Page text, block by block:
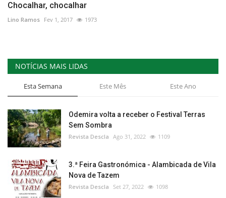
Chocalhar, chocalhar
Lino Ramos Fev 1, 2017 1973
NOTÍCIAS MAIS LIDAS
Esta Semana Este Mês Este Ano
Odemira volta a receber o Festival Terras
Sem Sombra
Revista Descla Ago 31, 2022 1109
3.ª Feira Gastronómica - Alambicada de Vila
Nova de Tazem
Revista Descla Set 27, 2022 1098